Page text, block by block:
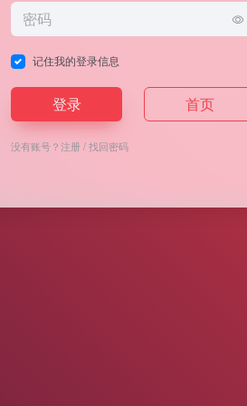
记住我的登录信息
登录 首页
没有账号？注册/找回密码